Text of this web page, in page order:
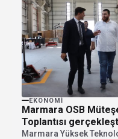
EKONOMI
Marmara OSB
Toplantısı
Marmara Yüksek